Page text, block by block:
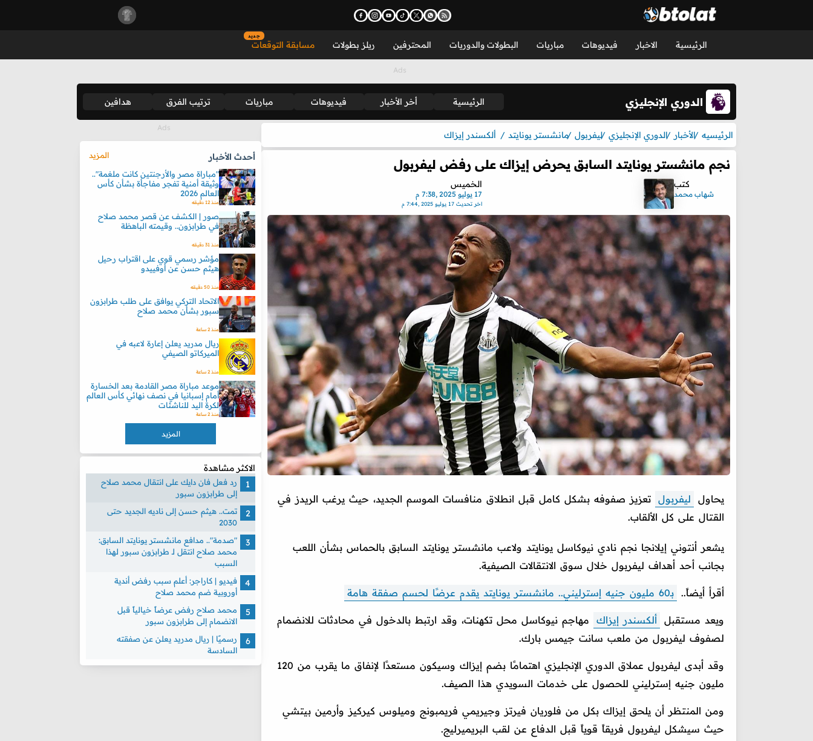
الرئيسية الاخبار فيديوهات مباريات البطولات والدوريات المحترفين ريلز بطولات مسابقة التوقعات
جديد
الدوري الإنجليزي الرئيسية أخر الأخبار فيديوهات مباريات ترتيب الفرق هدافين
الرئيسيه الأخبار الدوري الإنجليزي ليفربول مانشستر يونايتد ألكسندر إيزاك
نجم مانشستر يونايتد السابق يحرض إيزاك على رفض ليفربول
كتب
شهاب محمد
الخميس
17 يوليو 2025 ,7:38 م
اخر تحديث 17 يوليو 2025 ,7:44 م
يحاول ليفربول تعزيز صفوفه بشكل كامل قبل انطلاق منافسات الموسم الجديد، حيث يرغب الريدز في
القتال على كل الألقاب.
يشعر أنتوني إيلانجا نجم نادي نيوكاسل يونايتد ولاعب مانشستر يونايتد السابق بالحماس بشأن اللعب
بجانب أحد أهداف ليفربول خلال سوق الانتقالات الصيفية.
أقرأ أيضاً.. بـ60 مليون جنيه إسترليني.. مانشستر يونايتد يقدم عرضًا لحسم صفقة هامة
ويعد مستقبل ألكسندر إيزاك
مهاجم نيوكاسل محل تكهنات، وقد ارتبط بالدخول في محادثات للانضمام
لصفوف ليفربول من ملعب سانت جيمس بارك.
وقد أبدى ليفربول عملاق الدوري الإنجليزي اهتمامًا بضم إيزاك وسيكون مستعدًا لإنفاق ما يقرب من 120
مليون جنيه إسترليني للحصول على خدمات السويدي هذا الصيف.
ومن المنتظر أن يلحق إيزاك بكل من فلوريان فيرتز وجيريمي فريمبونج وميلوس كيركيز وأرمين بيتشي
حيث سيشكل ليفربول فريقاً قوياً قبل الدفاع عن لقب البريميرليج.
أحدث الأخبار
المزيد
"مباراة مصر والأرجنتين كانت ملغمة"..
وثيقة أمنية تفجر مفاجأة بشأن كأس
العالم 2026
منذ 12 دقيقه
صور | الكشف عن قصر محمد صلاح
في طرابزون.. وقيمته الباهظة
منذ 31 دقيقه
مؤشر رسمي قوي على اقتراب رحيل
هيثم حسن عن أوفييدو
منذ 50 دقيقه
الاتحاد التركي يوافق على طلب طرابزون
سبور بشأن محمد صلاح
منذ 2 ساعة
ريال مدريد يعلن إعارة لاعبه في
الميركاتو الصيفي
منذ 2 ساعة
موعد مباراة مصر القادمة بعد الخسارة
أمام إسبانيا في نصف نهائي كأس العالم
لكرة اليد للناشئات
منذ 2 ساعة
المزيد
الاكثر مشاهدة
رد فعل فان دايك على انتقال محمد صلاح
إلى طرابزون سبور
تمت.. هيثم حسن إلى ناديه الجديد حتى
2030
"صدمة".. مدافع مانشستر يونايتد السابق:
محمد صلاح انتقل لـ طرابزون سبور لهذا
السبب
فيديو | كاراجر: أعلم سبب رفض أندية
أوروبية ضم محمد صلاح
محمد صلاح رفض عرضاً خيالياً قبل
الانضمام إلى طرابزون سبور
رسميًا | ريال مدريد يعلن عن صفقته
السادسة